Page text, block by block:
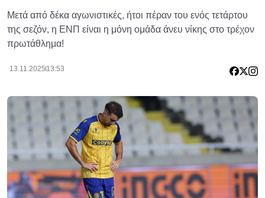
Μετά από δέκα αγωνιστικές, ήτοι πέραν του ενός τετάρτου
της σεζόν, η ΕΝΠ είναι η μόνη ομάδα άνευ νίκης στο τρέχον
πρωτάθλημα!
13.11.2025 13:53